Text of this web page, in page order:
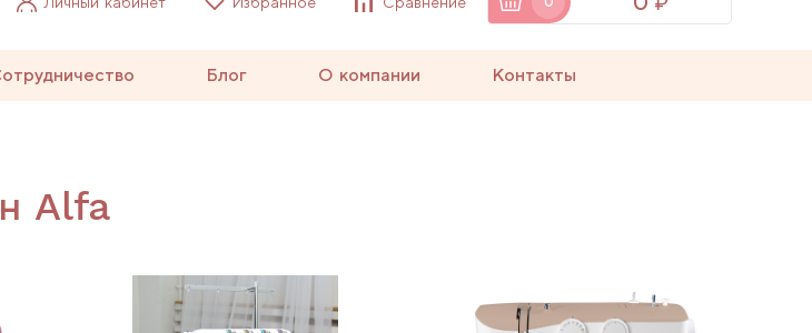
Блог О компании Контакты
Alfa